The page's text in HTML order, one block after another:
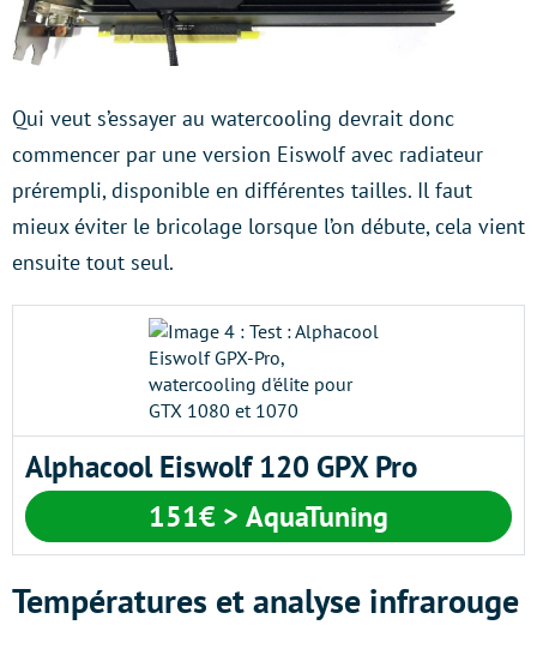
Qui veut s’essayer au watercooling devrait donc
commencer par une version Eiswolf avec radiateur
prérempli, disponible en différentes tailles. Il faut
mieux éviter le bricolage lorsque l’on débute, cela vient
ensuite tout seul.
Alphacool Eiswolf 120 GPX Pro
151€ > AquaTuning
Températures et analyse infrarouge